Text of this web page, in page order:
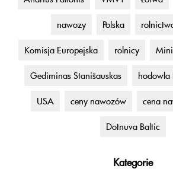
nawozy Polska
Komisja Europejska rolnicy
Gediminas Stanišauskas hodowla
USA ceny nawozów cena
Dotnuva Baltic
Kategorie